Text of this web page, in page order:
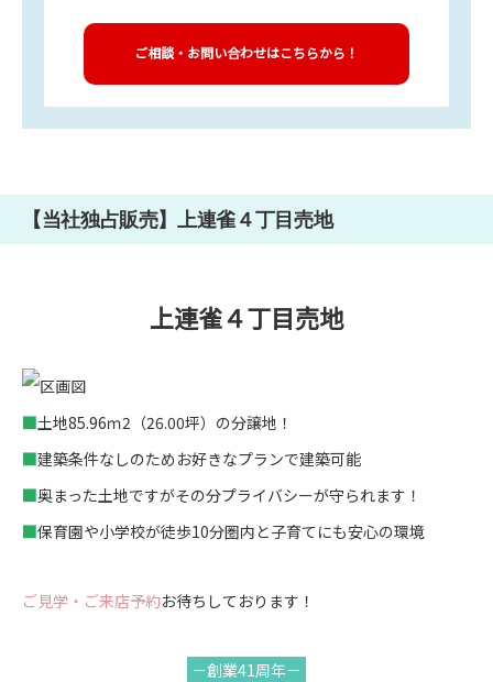
ご相談・お問い合わせはこちらから！
【当社独占販売】上連雀４丁目売地
上連雀４丁目売地
■土地85.96ｍ2（26.00坪）の分譲地！
■建築条件なしのためお好きなプランで建築可能
■奥まった土地ですがその分プライバシーが守られます！
■保育園や小学校が徒歩10分圏内と子育てにも安心の環境
ご見学・ご来店予約お待ちしております！
－創業41周年－